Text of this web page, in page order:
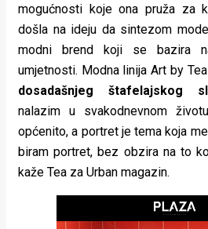
Urban
Places
Aktivizam
Aktuelnosti
Promo
mogućnosti koje ona pruža za
došla na ideju da sintezom
modni brend koji se bazira
umjetnosti. Modna linija Art by Tea
dosadašnjeg štafelajskog
nalazim u svakodnevnom
općenito, a portret je tema koja
biram portret, bez obzira na to
kaže Tea za Urban magazin.